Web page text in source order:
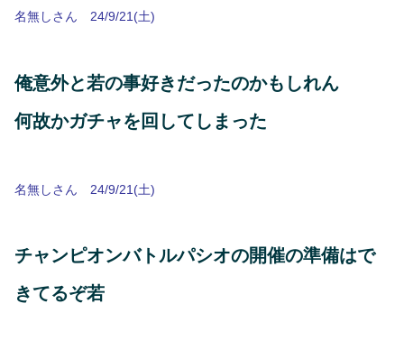
名無しさん 24/9/21(土)
俺意外と若の事好きだったのかもしれん
何故かガチャを回してしまった
名無しさん 24/9/21(土)
チャンピオンバトルパシオの開催の準備はで
きてるぞ若